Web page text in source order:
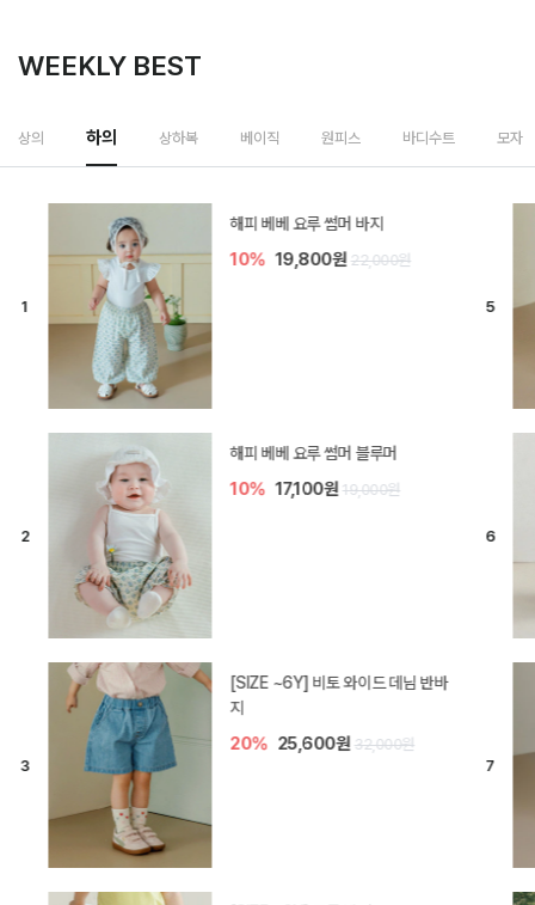
WEEKLY BEST
상의 하의 상하복 베이직 원피스 바디수트 모자
[SIZE ~6Y] 델린 린넨 바지
10% 21,600원 24,000원
듀이 아기 바지
10% 17,100원 19,000원
[SIZE ~6Y] 라핀 카프리 팬츠
30%